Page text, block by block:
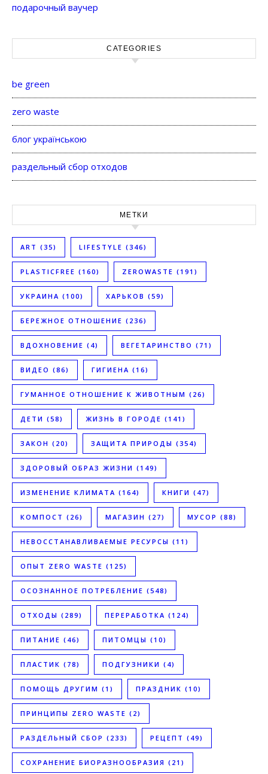
подарочный ваучер
CATEGORIES
be green
zero waste
блог українською
раздельный сбор отходов
МЕТКИ
ART (35) LIFESTYLE (346)
PLASTICFREE (160) ZEROWASTE (191)
УКРАИНА (100) ХАРЬКОВ (59)
БЕРЕЖНОЕ ОТНОШЕНИЕ (236)
ВДОХНОВЕНИЕ (4) ВЕГЕТАРИНСТВО (71)
ВИДЕО (86) ГИГИЕНА (16)
ГУМАННОЕ ОТНОШЕНИЕ К ЖИВОТНЫМ (26)
ДЕТИ (58) ЖИЗНЬ В ГОРОДЕ (141)
ЗАКОН (20) ЗАЩИТА ПРИРОДЫ (354)
ЗДОРОВЫЙ ОБРАЗ ЖИЗНИ (149)
ИЗМЕНЕНИЕ КЛИМАТА (164) КНИГИ (47)
КОМПОСТ (26) МАГАЗИН (27) МУСОР (88)
НЕВОССТАНАВЛИВАЕМЫЕ РЕСУРСЫ (11)
ОПЫТ ZERO WASTE (125)
ОСОЗНАННОЕ ПОТРЕБЛЕНИЕ (548)
ОТХОДЫ (289) ПЕРЕРАБОТКА (124)
ПИТАНИЕ (46) ПИТОМЦЫ (10)
ПЛАСТИК (78) ПОДГУЗНИКИ (4)
ПОМОЩЬ ДРУГИМ (1) ПРАЗДНИК (10)
ПРИНЦИПЫ ZERO WASTE (2)
РАЗДЕЛЬНЫЙ СБОР (233) РЕЦЕПТ (49)
СОХРАНЕНИЕ БИОРАЗНООБРАЗИЯ (21)